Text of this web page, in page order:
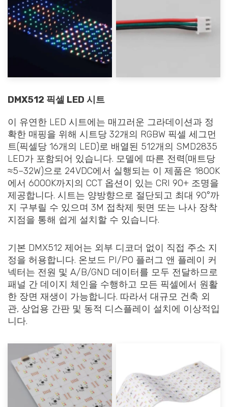
DMX512 픽셀 LED 시트
이 유연한 LED 시트에는 매끄러운 그라데이션과 정
확한 매핑을 위해 시트당 32개의 RGBW 픽셀 세그먼
트(픽셀당 16개의 LED)로 배열된 512개의 SMD2835
LED가 포함되어 있습니다. 모델에 따른 전력(매트당
≈5–32W)으로 24VDC에서 실행되는 이 제품은 1800K
에서 6000K까지의 CCT 옵션이 있는 CRI 90+ 조명을
제공합니다. 시트는 양방향으로 절단되고 최대 90°까
지 구부릴 수 있으며 3M 접착제 뒷면 또는 나사 장착
지점을 통해 쉽게 설치할 수 있습니다.
기본 DMX512 제어는 외부 디코더 없이 직접 주소 지
정을 허용합니다. 온보드 PI/PO 플러그 앤 플레이 커
넥터는 전원 및 A/B/GND 데이터를 모두 전달하므로
패널 간 데이지 체인을 수행하고 모든 픽셀에서 원활
한 장면 재생이 가능합니다. 따라서 대규모 건축 외
관, 상업용 간판 및 동적 디스플레이 설치에 이상적입
니다.